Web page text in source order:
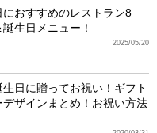
におすすめのレストラン8
生日メニュー！
2025/05/20
日に贈ってお祝い！ギフト
ザインまとめ！お祝い方法